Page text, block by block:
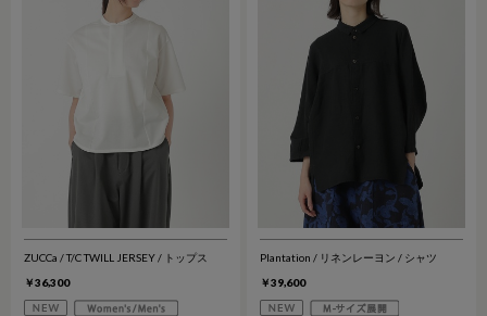
ZUCCa / T/C TWILL JERSEY / トップス
￥36,300
Plantation / リネンレーヨン / シャツ
￥39,600